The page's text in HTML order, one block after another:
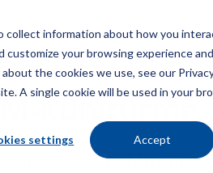
information about how you
your browsing experience
the cookies we use, see our
A single cookie will be used in your
settings Accept
Speisekarte
Kühltürme
OEM-Kühlturm